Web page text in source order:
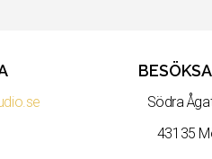
Södra
43135